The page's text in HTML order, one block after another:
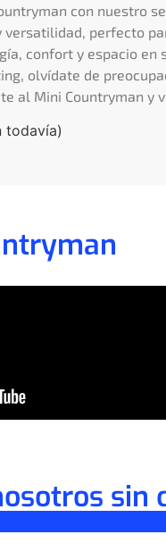
con nuestro
perfecto
confort y espacio en
olvídate de
al Mini Countryman y
todavía)
sin